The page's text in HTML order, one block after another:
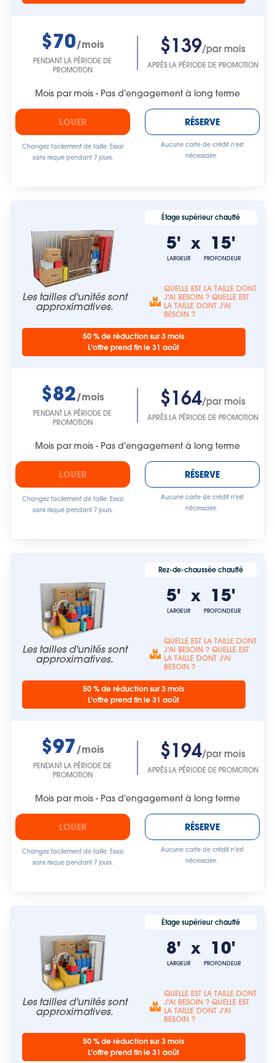
$70/mois
PENDANT LA PÉRIODE DE
PROMOTION
$139/par mois
APRÈS LA PÉRIODE DE PROMOTION
Mois par mois - Pas d'engagement à long terme
LOUER
Changez facilement de taille. Essai
sans risque pendant 7 jours.
RÉSERVE
Aucune carte de crédit n'est
nécessaire.
Les tailles d'unités sont
approximatives.
Étage supérieur chauffé
5'
LARGEUR
x 15'
PROFONDEUR
QUELLE EST LA TAILLE DONT
J'AI BESOIN ? QUELLE EST
LA TAILLE DONT J'AI
BESOIN ?
50 % de réduction sur 3 mois
L'offre prend fin le 31 août
$82/mois
PENDANT LA PÉRIODE DE
PROMOTION
$164/par mois
APRÈS LA PÉRIODE DE PROMOTION
Mois par mois - Pas d'engagement à long terme
LOUER
Changez facilement de taille. Essai
sans risque pendant 7 jours.
RÉSERVE
Aucune carte de crédit n'est
nécessaire.
Les tailles d'unités sont
approximatives.
Rez-de-chaussée chauffé
5'
LARGEUR
x 15'
PROFONDEUR
QUELLE EST LA TAILLE DONT
J'AI BESOIN ? QUELLE EST
LA TAILLE DONT J'AI
BESOIN ?
50 % de réduction sur 3 mois
L'offre prend fin le 31 août
$97 /mois
PENDANT LA PÉRIODE DE
PROMOTION
$194/par mois
APRÈS LA PÉRIODE DE PROMOTION
Mois par mois - Pas d'engagement à long terme
LOUER
Changez facilement de taille. Essai
sans risque pendant 7 jours.
RÉSERVE
Aucune carte de crédit n'est
nécessaire.
Les tailles d'unités sont
approximatives.
Étage supérieur chauffé
8'
LARGEUR
x 10'
PROFONDEUR
QUELLE EST LA TAILLE DONT
J'AI BESOIN ? QUELLE EST
LA TAILLE DONT J'AI
BESOIN ?
50 % de réduction sur 3 mois
L'offre prend fin le 31 août